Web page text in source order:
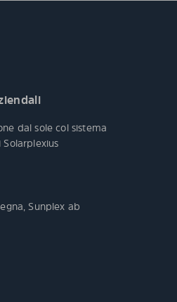
dal sole col sistema
Sunplex ab